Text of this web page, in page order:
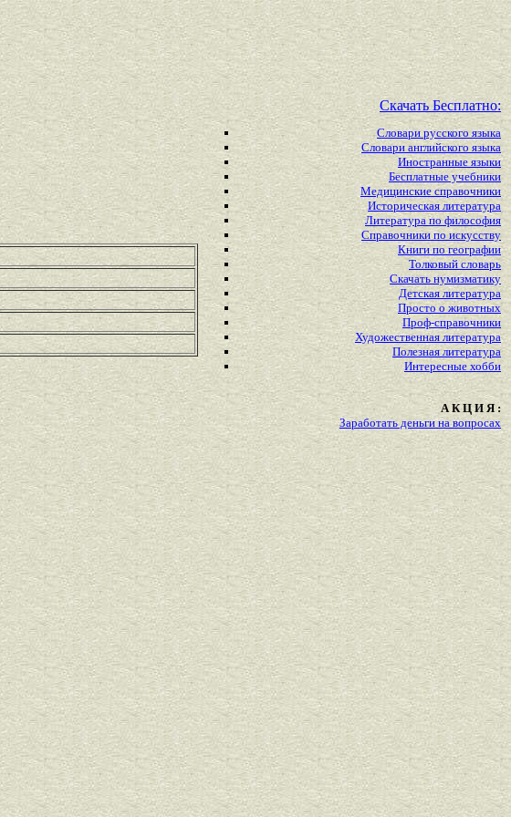
Скачать Бесплатно:
Словари русского языка
Словари английского языка
Иностранные языки
Бесплатные учебники
Медицинские справочники
Историческая литература
Литература по философия
Справочники по искусству
Книги по географии
Толковый словарь
Скачать нумизматику
Детская литература
Просто о животных
Проф-справочники
Художественная литература
Полезная литература
Интересные хобби
А К Ц И Я :
Заработать деньги на вопросах